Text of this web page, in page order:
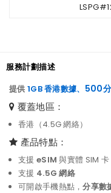
服務計劃描述
提供 1GB香港數據、 500
覆蓋地區：
香港（4.5G 網絡）
產品特點：
支援 eSIM 與實體 SIM
支援 4.5G 網絡
可開啟手機熱點，分享數